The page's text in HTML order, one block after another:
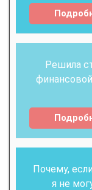
Решила
Почему,
я не